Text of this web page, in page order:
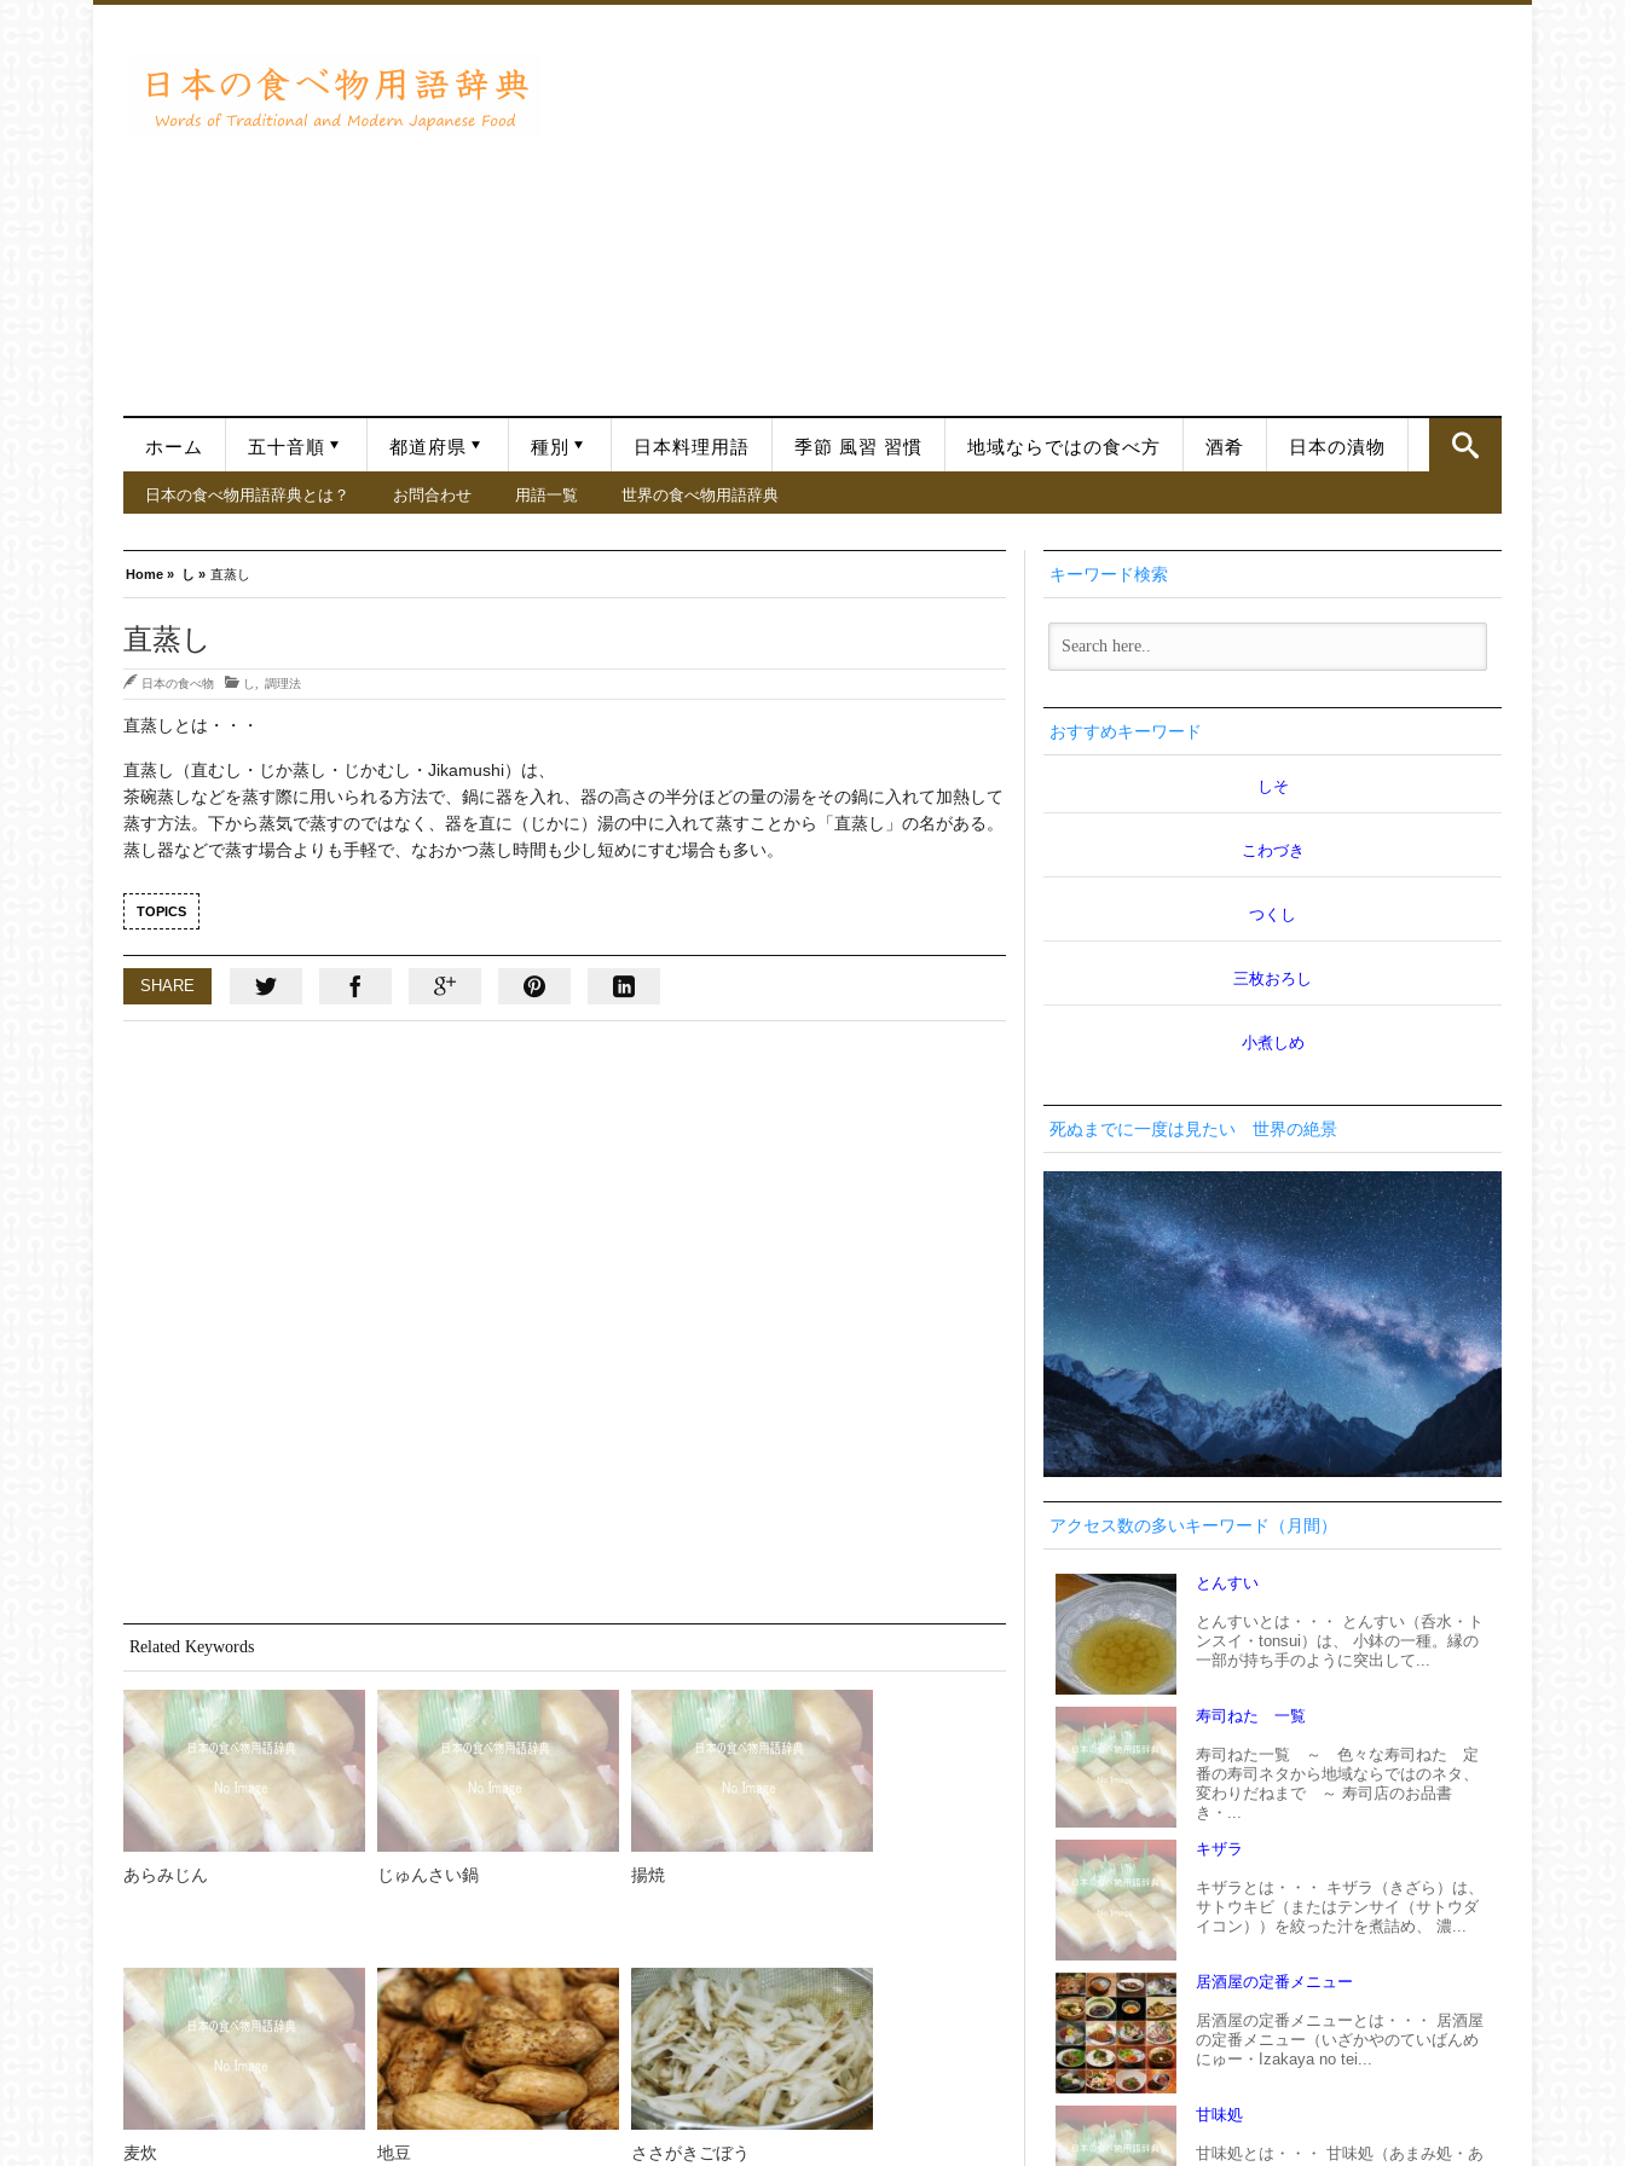
ホーム 五十音順 都道府県 種別 日本料理用語 季節 風習 習慣 地域ならではの食べ方 酒肴 日本の漬物
日本の食べ物用語辞典とは？ お問合わせ 用語一覧 世界の食べ物用語辞典
Home » し » 直蒸し
直蒸し
日本の食べ物 し 調理法
直蒸しとは・・・
直蒸し（直むし・じか蒸し・じかむし・Jikamushi）は、
茶碗蒸しなどを蒸す際に用いられる方法で、鍋に器を入れ、器の高さの半分ほどの量の湯をその鍋に入れて加熱して
蒸す方法。下から蒸気で蒸すのではなく、器を直に（じかに）湯の中に入れて蒸すことから「直蒸し」の名がある。
蒸し器などで蒸す場合よりも手軽で、なおかつ蒸し時間も少し短めにすむ場合も多い。
TOPICS
SHARE
Related Keywords
あらみじん じゅんさい鍋 揚焼
麦炊 地豆 ささがきごぼう
キーワード検索
おすすめキーワード
しそ
こわづき
つくし
三枚おろし
小煮しめ
死ぬまでに一度は見たい 世界の絶景
アクセス数の多いキーワード（月間）
とんすい
とんすいとは・・・ とんすい（呑水・ト
ンスイ・tonsui）は、 小鉢の一種。縁の
一部が持ち手のように突出して...
寿司ねた 一覧
寿司ねた一覧 ～ 色々な寿司ねた 定
番の寿司ネタから地域ならではのネタ、
変わりだねまで ～ 寿司店のお品書
き・...
キザラ
キザラとは・・・ キザラ（きざら）は、
サトウキビ（またはテンサイ（サトウダ
イコン））を絞った汁を煮詰め、 濃...
居酒屋の定番メニュー
居酒屋の定番メニューとは・・・ 居酒屋
の定番メニュー（いざかやのていばんめ
にゅー・Izakaya no tei...
甘味処
甘味処とは・・・ 甘味処（あまみ処・あ